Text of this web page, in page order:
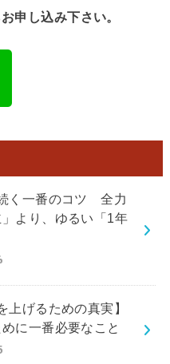
申し込み下さい。
く一番のコツ 全力
より、ゆるい「1年
上げるための真実】
に一番必要なこと